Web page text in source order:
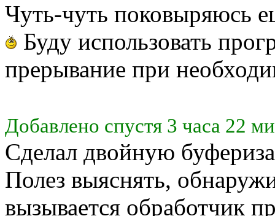
Чуть-чуть поковыряюсь
Буду использовать
прерывание при
Добавлено спустя 3 часа 22
Сделал двойную
Полез выяснять,
вызывается обработчик